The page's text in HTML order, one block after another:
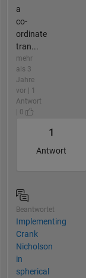
a
co-
ordinate
tran...
mehr
als 3
Jahre
vor | 1
Antwort
| 0
1
Antwort
Beantwortet
Implementing
Crank
Nicholson
in
spherical